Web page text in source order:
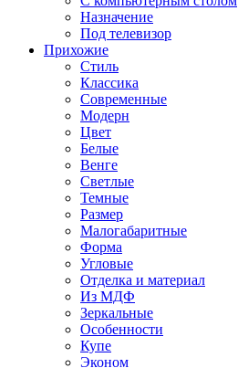
Назначение
Под телевизор
Прихожие
Стиль
Классика
Современные
Модерн
Цвет
Белые
Венге
Светлые
Темные
Размер
Малогабаритные
Форма
Угловые
Отделка и материал
Из МДФ
Зеркальные
Особенности
Купе
Эконом